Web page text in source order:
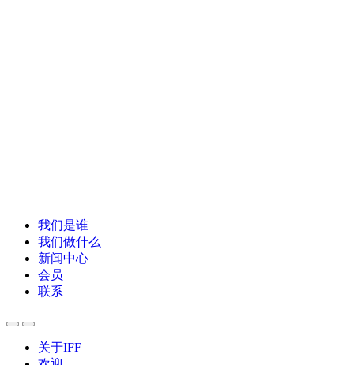
我们是谁
我们做什么
新闻中心
会员
联系
关于IFF